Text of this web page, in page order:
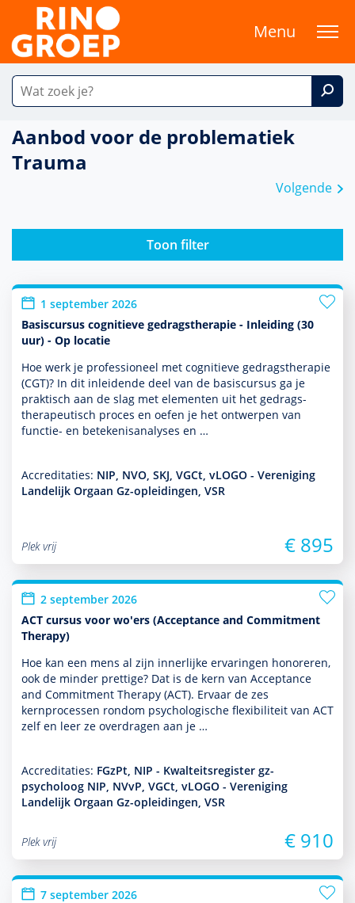
Menu
Aanbod voor de problematiek
Trauma
Volgende
Toon filter
1 september 2026
Basiscursus cognitieve gedragstherapie - Inleiding (30
uur) - Op locatie
Hoe werk je professioneel met cogni­tieve gedrags­thera­pie
(CGT)? In dit inleidende deel van de basis­cursus ga je
prak­tisch aan de slag met elementen uit het gedrags­
thera­peu­tisch proces en oefen je het ontwerpen van
functie- en bete­kenisanalyses en …
Accreditaties: NIP, NVO, SKJ, VGCt, vLOGO - Vereniging
Landelijk Orgaan Gz-opleidingen, VSR
Plek vrij € 895
2 september 2026
ACT cursus voor wo'ers (Acceptance and Commitment
Therapy)
Hoe kan een mens al zijn innerlijke ervaringen honoreren,
ook de minder prettige? Dat is de kern van Acceptance
and Commitment Therapy (ACT). Ervaar de zes
kernprocessen ron­dom psycho­logische flexibiliteit van ACT
zelf en leer ze overdragen aan je …
Accreditaties: FGzPt, NIP - Kwalteitsregister gz-
psycholoog NIP, NVvP, VGCt, vLOGO - Vereniging
Landelijk Orgaan Gz-opleidingen, VSR
Plek vrij € 910
7 september 2026